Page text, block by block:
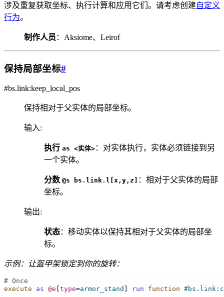
涉及重复获取坐标、执行计算和应用它们。请考虑创建自定义
行为。
制作人员 ：Aksiome、Leirof
保持局部坐标#
#bs.link:keep_local_pos
保持相对于父实体的局部坐标。
输入:
执行 as <实体> ：对实体执行，实体必须链接到另
一个实体。
分数 @s bs.link.l[x,y,z]
：相对于父实体的局部
坐标。
输出:
状态：移动实体以保持其相对于父实体的局部坐
标。
示例：让盔甲架锁定到你的旋转：
# Once
execute
as @e type=armor_stand run function